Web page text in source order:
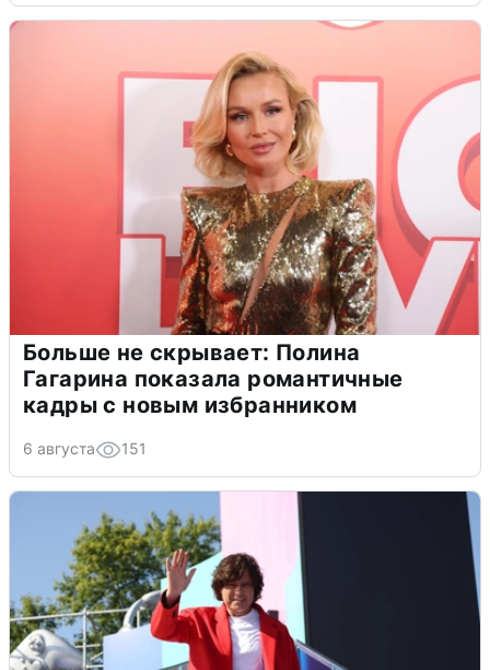
Больше не скрывает: Полина
Гагарина показала романтичные
кадры с новым избранником
6 августа 151